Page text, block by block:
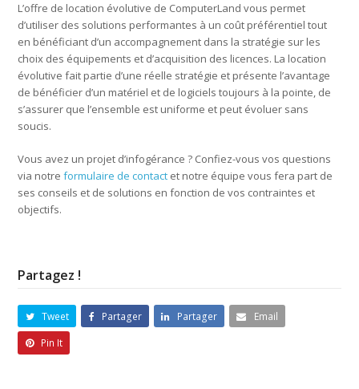
L’offre de location évolutive de ComputerLand vous permet
d’utiliser des solutions performantes à un coût préférentiel tout
en bénéficiant d’un accompagnement dans la stratégie sur les
choix des équipements et d’acquisition des licences. La location
évolutive fait partie d’une réelle stratégie et présente l’avantage
de bénéficier d’un matériel et de logiciels toujours à la pointe, de
s’assurer que l’ensemble est uniforme et peut évoluer sans
soucis.
Vous avez un projet d’infogérance ? Confiez-vous vos questions
via notreformulaire de contact et notre équipe vous fera part de
ses conseils et de solutions en fonction de vos contraintes et
objectifs.
Partagez !
Tweet Partager Partager
Email
Pin It